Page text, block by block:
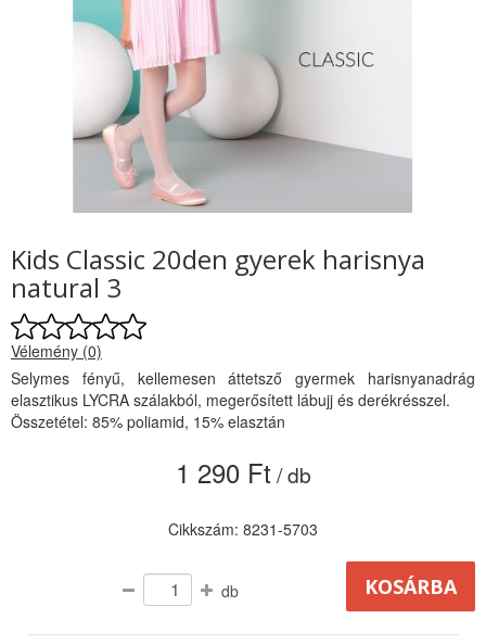
Kids Classic 20den gyerek harisnya
natural 3
Vélemény (0)
Selymes fényű, kellemesen áttetsző gyermek harisnyanadrág
elasztikus LYCRA szálakból, megerősített lábujj és derékrésszel.
Összetétel: 85% poliamid, 15% elasztán
1 290 Ft / db
Cikkszám: 8231-5703
db